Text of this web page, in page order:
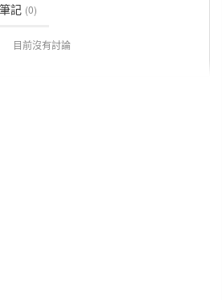
筆記 (0)
目前沒有討論